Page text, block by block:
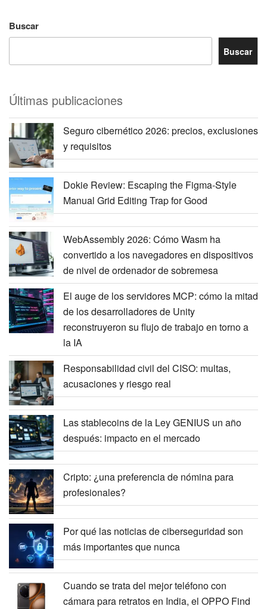
Buscar
Buscar
Últimas publicaciones
Seguro cibernético 2026: precios, exclusiones
y requisitos
Dokie Review: Escaping the Figma-Style
Manual Grid Editing Trap for Good
WebAssembly 2026: Cómo Wasm ha
convertido a los navegadores en dispositivos
de nivel de ordenador de sobremesa
El auge de los servidores MCP: cómo la mitad
de los desarrolladores de Unity
reconstruyeron su flujo de trabajo en torno a
la IA
Responsabilidad civil del CISO: multas,
acusaciones y riesgo real
Las stablecoins de la Ley GENIUS un año
después: impacto en el mercado
Cripto: ¿una preferencia de nómina para
profesionales?
Por qué las noticias de ciberseguridad son
más importantes que nunca
Cuando se trata del mejor teléfono con
cámara para retratos en India, el OPPO Find